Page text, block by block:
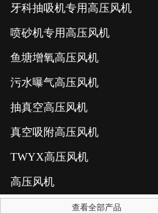
牙科抽吸机专用高压风机
喷砂机专用高压风机
鱼塘增氧高压风机
污水曝气高压风机
抽真空高压风机
真空吸附高压风机
TWYX高压风机
高压风机
查看全部产品